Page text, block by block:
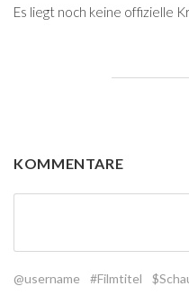
Es liegt noch keine offizielle
KOMMENTARE
@username #Filmtitel